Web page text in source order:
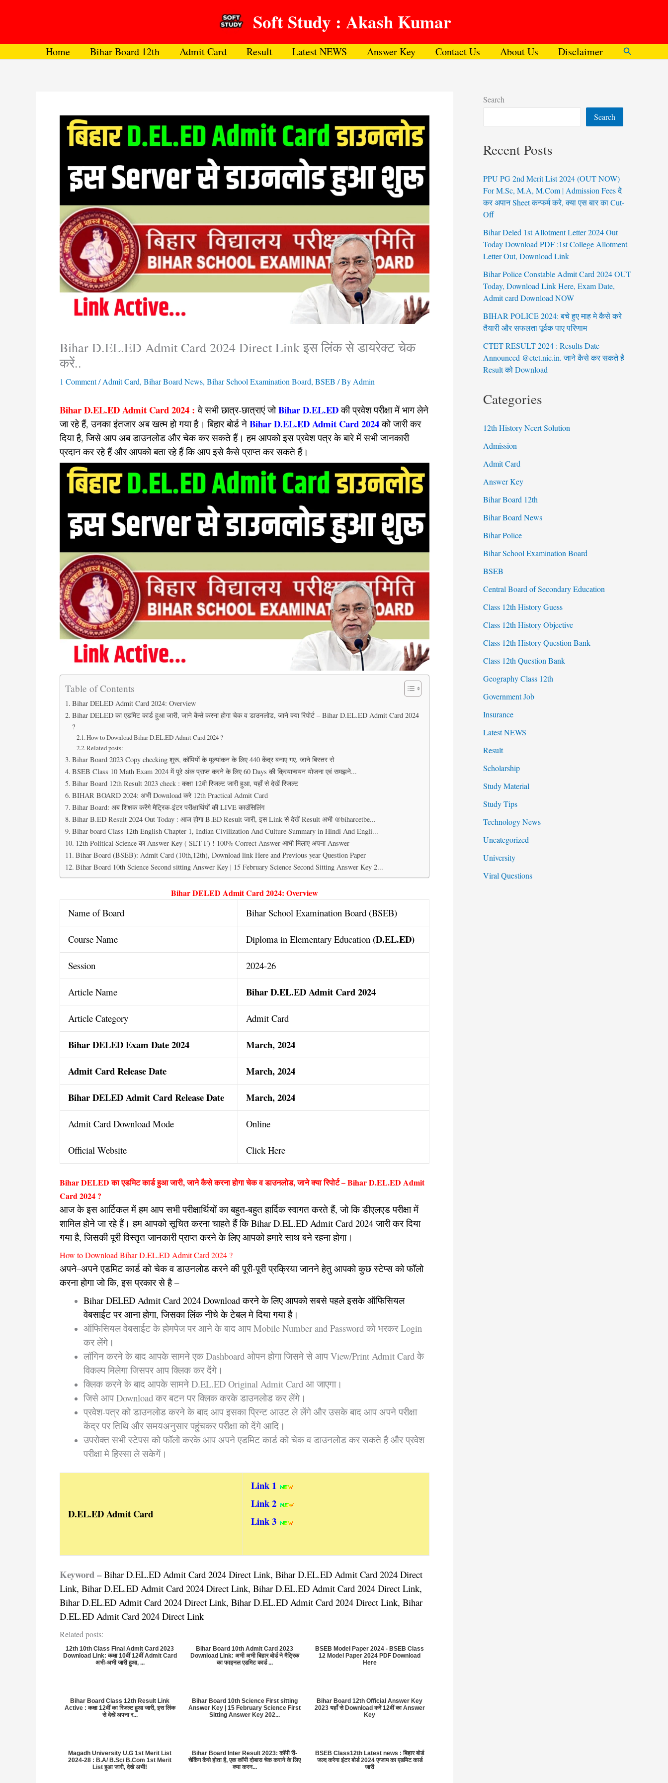
Soft Study : Akash Kumar
Home Bihar Board 12th Admit Card Result Latest NEWS Answer Key Contact Us About Us Disclaimer Search
Bihar D.EL.ED Admit Card 2024 Direct Link इस लिंक से डायरेक्ट चेक
करें..
1 Comment/Admit Card, Bihar Board News, Bihar School Examination Board, BSEB / By Admin
Bihar D.EL.ED Admit Card 2024 : वे सभी छात्र-छात्राएं जोBihar D.EL.EDकी प्रवेश परीक्षा में भाग लेने
जा रहे हैं, उनका इंतजार अब खत्म हो गया है। बिहार बोर्ड ने Bihar D.EL.ED Admit Card 2024 को जारी कर
दिया है, जिसे आप अब डाउनलोड और चेक कर सकते हैं। हम आपको इस प्रवेश पत्र के बारे में सभी जानकारी
प्रदान कर रहे हैं और आपको बता रहे हैं कि आप इसे कैसे प्राप्त कर सकते हैं।
Table of Contents
Bihar DELED Admit Card 2024: Overview
Bihar DELED का एडमिट कार्ड हुआ जारी, जाने कैसे करना होगा चेक व डाउनलोड, जाने क्या रिपोर्ट – Bihar D.EL.ED Admit Card 2024
?
How to Download Bihar D.EL.ED Admit Card 2024 ?
Related posts:
Bihar Board 2023 Copy checking शुरू, कॉपियों के मूल्यांकन के लिए 440 केंद्र बनाए गए, जाने बिस्तर से
BSEB Class 10 Math Exam 2024 में पूरे अंक प्राप्त करने के लिए 60 Days की क्रियान्वयन योजना एवं समझने...
Bihar Board 12th Result 2023 check : कक्षा 12वी रिजल्ट जारी हुआ, यहाँ से देखें रिजल्ट
BIHAR BOARD 2024: अभी Download करे 12th Practical Admit Card
Bihar Board: अब शिक्षक करेंगे मैट्रिक-इंटर परीक्षार्थियों की LIVE काउंसिलिंग
Bihar B.ED Result 2024 Out Today : आज होगा B.ED Result जारी, इस Link से देखें Result अभी @biharcetbe...
Bihar board Class 12th English Chapter 1, Indian Civilization And Culture Summary in Hindi And Engli...
12th Political Science का Answer Key ( SET-F) ! 100% Correct Answer आभी मिलाए अपना Answer
Bihar Board (BSEB): Admit Card (10th,12th), Download link Here and Previous year Question Paper
Bihar Board 10th Science Second sitting Answer Key | 15 February Science Second Sitting Answer Key 2...
Bihar DELED Admit Card 2024: Overview
Name of Board Bihar School Examination Board (BSEB)
Course Name Diploma in Elementary Education (D.EL.ED)
Session 2024-26
Article Name Bihar D.EL.ED Admit Card 2024
Article Category Admit Card
Bihar DELED Exam Date 2024
March, 2024
Admit Card Release Date
March, 2024
Bihar DELED Admit Card Release Date
March, 2024
Admit Card Download Mode Online
Official Website Click Here
Bihar DELED का एडमिट कार्ड हुआ जारी, जाने कैसे करना होगा चेक व डाउनलोड, जाने क्या रिपोर्ट – Bihar D.EL.ED Admit
Card 2024 ?
आज के इस आर्टिकल में हम आप सभी परीक्षार्थियों का बहुत-बहुत हार्दिक स्वागत करते हैं, जो कि डीएलएड परीक्षा में
शामिल होने जा रहे हैं। हम आपको सूचित करना चाहते हैं कि Bihar D.EL.ED Admit Card 2024 जारी कर दिया
गया है, जिसकी पूरी विस्तृत जानकारी प्राप्त करने के लिए आपको हमारे साथ बने रहना होगा।
How to Download Bihar D.EL.ED Admit Card 2024 ?
अपने–अपने एडमिट कार्ड को चेक व डाउनलोड करने की पूरी-पूरी प्रक्रिया जानने हेतु आपको कुछ स्टेप्स को फॉलो
करना होगा जो कि, इस प्रकार से है –
Bihar DELED Admit Card 2024 Download करने के लिए आपको सबसे पहले इसके ऑफिसियल
वेबसाईट पर आना होगा, जिसका लिंक नीचे के टेबल मे दिया गया है।
ऑफिसियल वेबसाईट के होमपेज पर आने के बाद आप Mobile Number and Password को भरकर Login
कर लेंगे।
लॉगिन करने के बाद आपके सामने एक Dashboard ओपन होगा जिसमे से आप View/Print Admit Card के
विकल्प मिलेगा जिसपर आप क्लिक कर देंगे।
क्लिक करने के बाद आपके सामने D.EL.ED Original Admit Card आ जाएगा।
जिसे आप Download कर बटन पर क्लिक करके डाउनलोड कर लेंगे।
प्रवेश-पत्र को डाउनलोड करने के बाद आप इसका प्रिन्ट आउट ले लेंगे और उसके बाद आप अपने परीक्षा
केंद्र पर तिथि और समयअनुसार पहुंचकर परीक्षा को देंगे आदि।
उपरोक्त सभी स्टेपस को फॉलो करके आप अपने एडमिट कार्ड को चेक व डाउनलोड कर सकते है और प्रवेश
परीक्षा मे हिस्सा ले सकेगें।
D.EL.ED Admit Card
Link 1
Link2
Link 3
Keyword – Bihar D.EL.ED Admit Card 2024 Direct Link, Bihar D.EL.ED Admit Card 2024 Direct
Link, Bihar D.EL.ED Admit Card 2024 Direct Link, Bihar D.EL.ED Admit Card 2024 Direct Link,
Bihar D.EL.ED Admit Card 2024 Direct Link, Bihar D.EL.ED Admit Card 2024 Direct Link, Bihar
D.EL.ED Admit Card 2024 Direct Link
Related posts:
12th 10th Class Final Admit Card 2023
Download Link: कक्षा 10वीं 12वीं Admit Card
अभी-अभी जारी हुआ, ...
Bihar Board 10th Admit Card 2023
Download Link: अभी अभी बिहार बोर्ड ने मैट्रिक
का फाइनल एडमिट कार्ड ...
BSEB Model Paper 2024 - BSEB Class
12 Model Paper 2024 PDF Download
Here
Bihar Board Class 12th Result Link
Active : कक्षा 12वीं का रिजल्ट हुआ जारी, इस लिंक
से देखें अपना र...
Bihar Board 10th Science First sitting
Answer Key | 15 February Science First
Sitting Answer Key 202...
Bihar Board 12th Official Answer Key
2023 यहाँ से Download करें 12वीं का Answer
Key
Magadh University U.G 1st Merit List
2024-28 : B.A/ B.Sc/ B.Com 1st Merit
List हुआ जारी, देखे अभी!
Bihar Board Inter Result 2023: कॉपी री-
चेकिंग कैसे होता है, एक कॉपी दोबारा चेक कराने के लिए
क्या करन...
BSEB Class12th Latest news : बिहार बोर्ड
जल्द करेगा इंटर बोर्ड 2024 एग्जाम का एडमिट कार्ड
जारी
Search
Search
Recent Posts
PPU PG 2nd Merit List 2024 (OUT NOW)
For M.Sc, M.A, M.Com | Admission Fees दे
कर अपान Sheet कन्फर्म करे, क्या एस बार का Cut-
Off
Bihar Deled 1st Allotment Letter 2024 Out
Today Download PDF :1st College Allotment
Letter Out, Download Link
Bihar Police Constable Admit Card 2024 OUT
Today, Download Link Here, Exam Date,
Admit card Download NOW
BIHAR POLICE 2024: बचे हुए माह मे कैसे करे
तैयारी और सफलता पूर्वक पाए परिणाम
CTET RESULT 2024 : Results Date
Announced @ctet.nic.in. जाने कैसे कर सकते है
Result को Download
Categories
12th History Ncert Solution
Admission
Admit Card
Answer Key
Bihar Board 12th
Bihar Board News
Bihar Police
Bihar School Examination Board
BSEB
Central Board of Secondary Education
Class 12th History Guess
Class 12th History Objective
Class 12th History Question Bank
Class 12th Question Bank
Geography Class 12th
Government Job
Insurance
Latest NEWS
Result
Scholarship
Study Material
Study Tips
Technology News
Uncategorized
University
Viral Questions